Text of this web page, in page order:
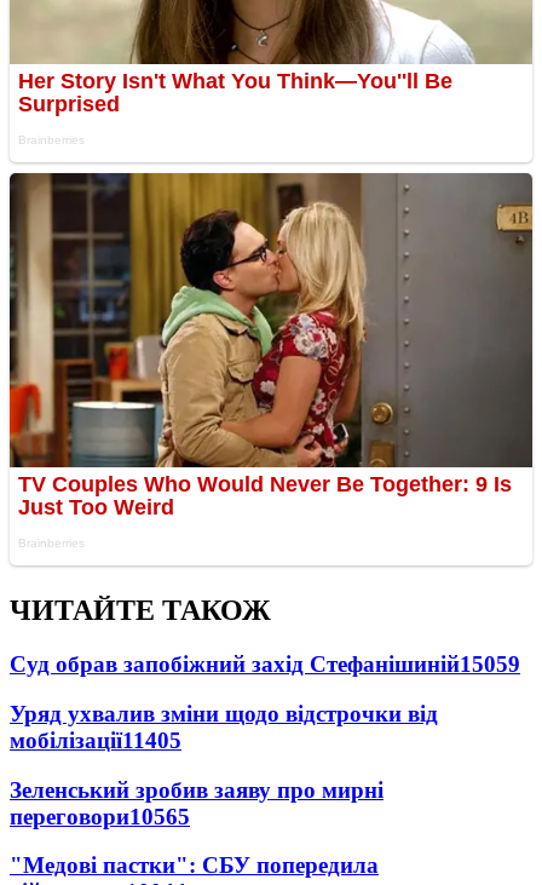
ЧИТАЙТЕ ТАКОЖ
Суд обрав запобіжний захід Стефанішиній15059
Уряд ухвалив зміни щодо відстрочки від
мобілізації11405
Зеленський зробив заяву про мирні
переговори10565
"Медові пастки": СБУ попередила